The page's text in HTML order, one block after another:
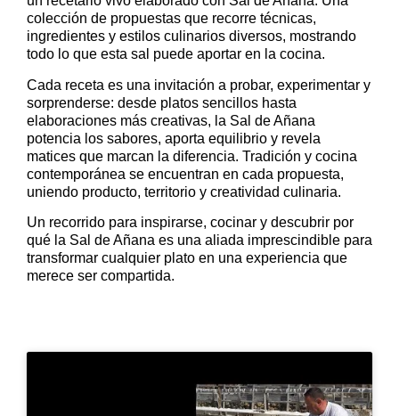
colección de propuestas que recorre técnicas,
ingredientes y estilos culinarios diversos, mostrando
todo lo que esta sal puede aportar en la cocina.
Cada receta es una invitación a probar, experimentar y
sorprenderse: desde platos sencillos hasta
elaboraciones más creativas, la Sal de Añana
potencia los sabores, aporta equilibrio y revela
matices que marcan la diferencia. Tradición y cocina
contemporánea se encuentran en cada propuesta,
uniendo producto, territorio y creatividad culinaria.
Un recorrido para inspirarse, cocinar y descubrir por
qué la Sal de Añana es una aliada imprescindible para
transformar cualquier plato en una experiencia que
merece ser compartida.